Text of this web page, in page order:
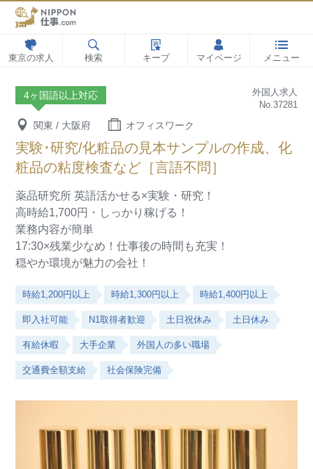
東京の求人 検索 キープ マイページ メニュー
4ヶ国語以上対応
外国人求人
No.37281
関東 / 大阪府 オフィスワーク
実験･研究/化粧品の見本サンプルの作成、化
粧品の粘度検査など［言語不問］
薬品研究所 英語活かせる×実験・研究！
高時給1,700円・しっかり稼げる！
業務内容が簡単
17:30×残業少なめ！仕事後の時間も充実！
穏やか環境が魅力の会社！
時給1,200円以上 時給1,300円以上 時給1,400円以上
即入社可能 N1取得者歓迎 土日祝休み 土日休み
有給休暇 大手企業 外国人の多い職場
交通費全額支給 社会保険完備